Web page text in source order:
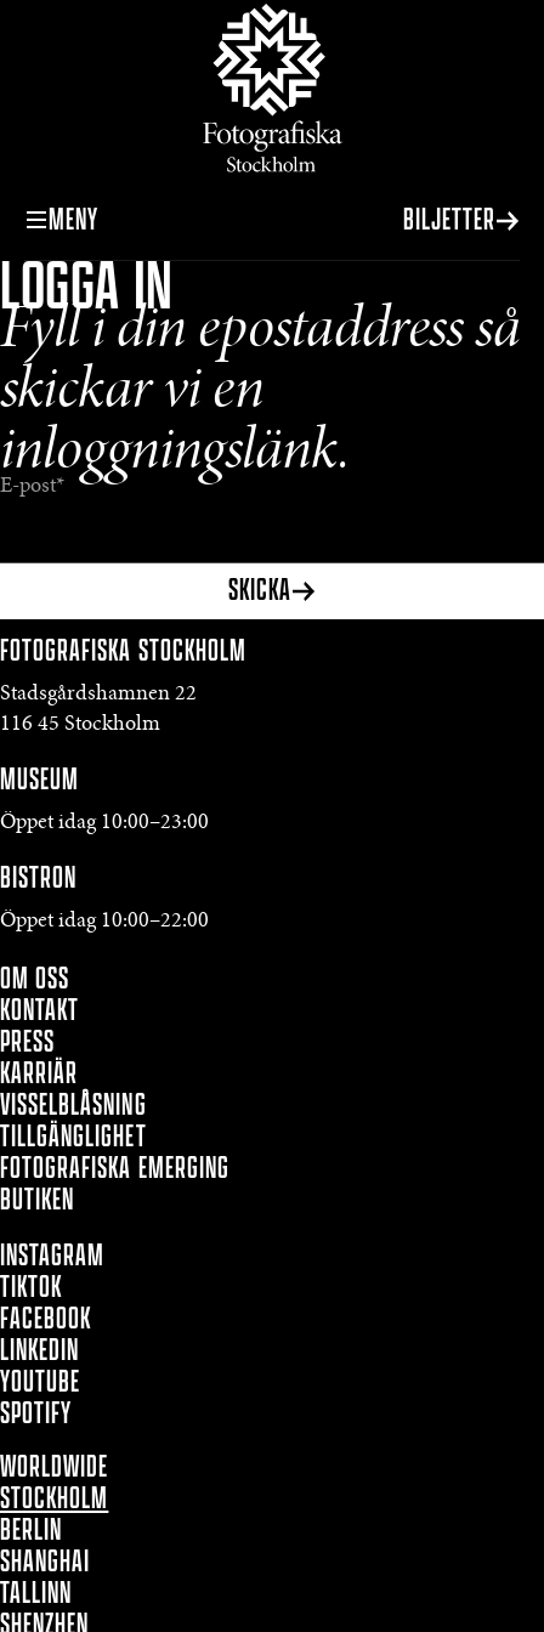
MENY BILJETTER
LOGGA IN
Fyll i din epostaddress så
skickar vi en
inloggningslänk.
E-post*
SKICKA
FOTOGRAFISKA STOCKHOLM
Stadsgårdshamnen 22
116 45 Stockholm
MUSEUM
Öppet idag 10:00–23:00
BISTRON
Öppet idag 10:00–22:00
OM OSS
KONTAKT
PRESS
KARRIÄR
VISSELBLÅSNING
TILLGÄNGLIGHET
FOTOGRAFISKA EMERGING
BUTIKEN
INSTAGRAM
TIKTOK
FACEBOOK
LINKEDIN
YOUTUBE
SPOTIFY
WORLDWIDE
STOCKHOLM
BERLIN
SHANGHAI
TALLINN